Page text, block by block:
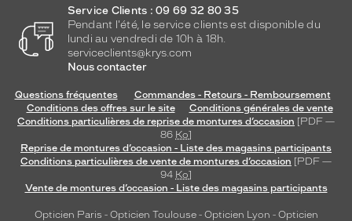
Service Clients : 09 69 32 80 35
Pendant l'été, le service clients est disponible du
lundi au vendredi de 10h à 18h.
serviceclients@krys.com
Nous contacter
Questions fréquentes
Commandes - Retours - Remboursement
Conditions des offres sur le site
Conditions générales de vente
Conditions particulières de reprise de montures d’occasion [PDF —
86 Ko]
Reprise de montures d’occasion - Liste des magasins participants
Conditions particulières de vente de montures d’occasion [PDF —
94 Ko]
Vente de montures d’occasion - Liste des magasins participants
Opticien Paris - Opticien Toulouse- Opticien Lyon - Opticien